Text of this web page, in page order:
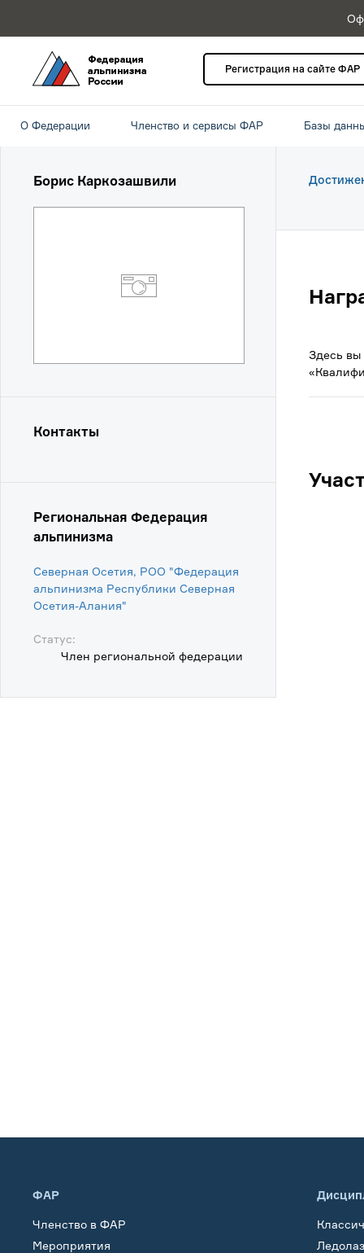
Регистрация на сайте ФАР
О Федерации Членство и сервисы ФАР Базы
Борис Каркозашвили
Контакты
Региональная Федерация
альпинизма
Северная Осетия, РОО "Федерация
альпинизма Республики Северная
Осетия-Алания"
Статус:
Член региональной федерации
Здесь вы
ФАР
Членство в ФАР
Мероприятия